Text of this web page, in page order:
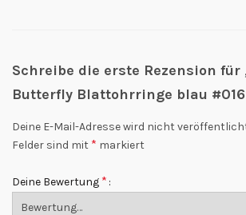
Schreibe die erste Rezension für
Butterfly Blattohrringe blau
Deine E-Mail-Adresse wird nicht
Felder sind mit * markiert
Deine Bewertung *